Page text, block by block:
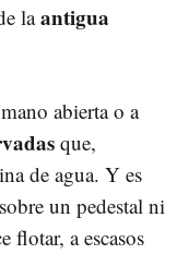
laantigua
abierta o a
que,
de agua. Y es
un pedestal ni
flotar, a escasos